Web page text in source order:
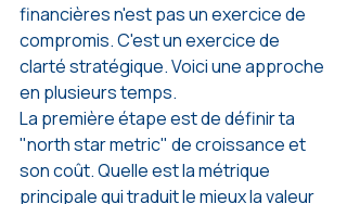
financières n'est pas un exercice de
compromis. C'est un exercice de
clarté stratégique. Voici une approche
en plusieurs temps.
La première étape est de définir ta
"north star metric" de croissance et
son coût. Quelle est la métrique
principale qui traduit le mieux la valeur